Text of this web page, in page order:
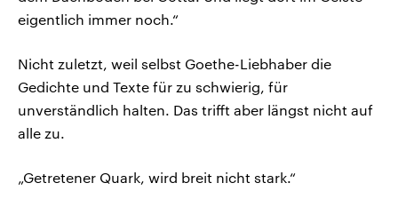
eigentlich immer noch.“
Nicht zuletzt, weil selbst Goethe-Liebhaber die
Gedichte und Texte für zu schwierig, für
unverständlich halten. Das trifft aber längst nicht auf
alle zu.
„Getretener Quark, wird breit nicht stark.“